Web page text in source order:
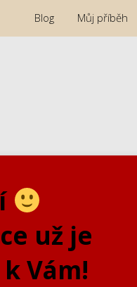
Blog Můj příběh
už je
Vám!